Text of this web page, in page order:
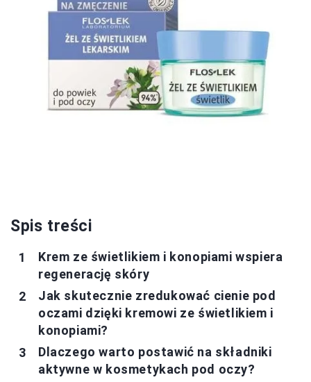
Spis treści
Krem ze świetlikiem i konopiami wspiera
regenerację skóry
Jak skutecznie zredukować cienie pod
oczami dzięki kremowi ze świetlikiem i
konopiami?
Dlaczego warto postawić na składniki
aktywne w kosmetykach pod oczy?